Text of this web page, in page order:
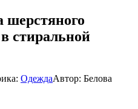
шерстяного
стиральной
ОдеждаАвтор: Белова